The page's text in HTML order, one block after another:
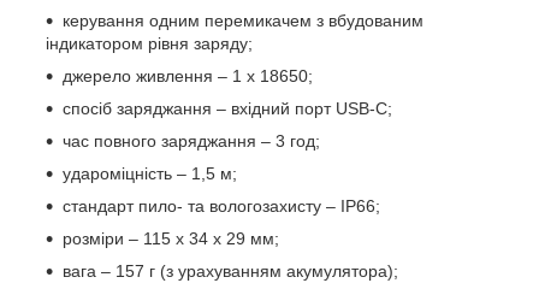
керування одним перемикачем з вбудованим
індикатором рівня заряду;
джерело живлення – 1 х 18650;
спосіб заряджання – вхідний порт USB-C;
час повного заряджання – 3 год;
удароміцність – 1,5 м;
стандарт пило- та вологозахисту – IP66;
розміри – 115 х 34 х 29 мм;
вага – 157 г (з урахуванням акумулятора);